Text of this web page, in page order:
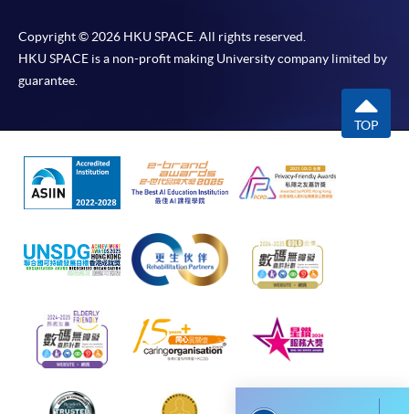
報讀同一學歷頒授課程內其他單元
個別課程為須報讀同一學歷頒授課程及其他單元或繳
交下期學費的學員，提供網上服務，如學員就讀的課
程設有此服務，課程負責人會通知學員有關程序。
網上支付可通過「繳費靈」(PPS) (不適用於手機)、
VISA 或 Mastercard、「微信支付」(Online WeChat
繳付學費。
親身報名/郵遞
報讀新課程
Copyright © 2026 HKU SPACE. All rights reserved.
HKU SPACE is a non-profit making University company limited by
guarantee.
TOP